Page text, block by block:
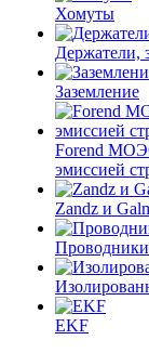
Хомуты
Держатели,
Заземление
Forend
эмиссией
Zandz и
EKF